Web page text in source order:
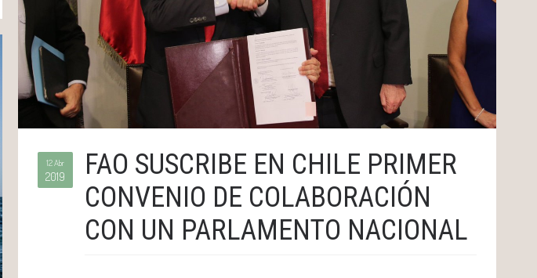
12 Abr
2019
FAO SUSCRIBE EN CHILE PRIMER
CONVENIO DE COLABORACIÓN
CON UN PARLAMENTO NACIONAL